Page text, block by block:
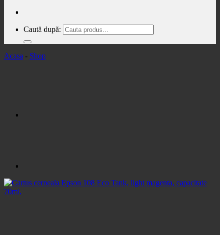
Caută după:
Acasa - Shop